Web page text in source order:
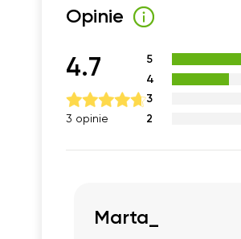
Opinie
4.7
3 opinie
5
4
3
2
Marta_